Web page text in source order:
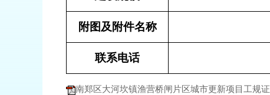
附图及附件名称
联系电话
南郑区大河坎镇渔营桥闸片区城市更新项目工规证